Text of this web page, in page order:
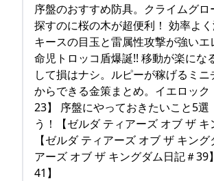
序盤のおすすめ防具。クライムグ
探すのに桜の木が超便利！ 効率よ
キースの目玉と雷属性攻撃が強い
命児トロッコ盾爆誕!! 移動が楽に
して損はナシ。ルピーが稼げるミ
からできる金策まとめ。イエロッ
23】 序盤にやっておきたいこと5
う！【ゼルダ ティアーズ オブ ザ
【ゼルダ ティアーズ オブ ザ キン
アーズ オブ ザ キングダム日記＃
41】